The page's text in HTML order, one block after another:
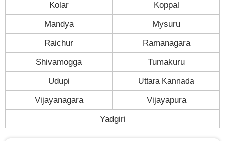
Kolar Koppal
Mandya Mysuru
Raichur Ramanagara
Shivamogga Tumakuru
Udupi Uttara Kannada
Vijayanagara Vijayapura
Yadgiri